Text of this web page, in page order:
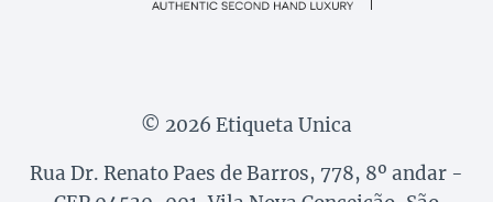
© 2026 Etiqueta Unica
Rua Dr. Renato Paes de Barros, 778, 8º andar -